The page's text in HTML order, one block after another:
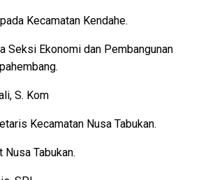
Kecamatan Kendahe.
Seksi Ekonomi dan Pembangunan
S. Kom
Kecamatan Nusa Tabukan.
Nusa Tabukan.